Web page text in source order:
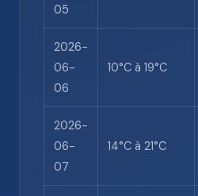
05
2026-
06-
06
10°C à 19°C
2026-
06-
07
14°C à 21°C